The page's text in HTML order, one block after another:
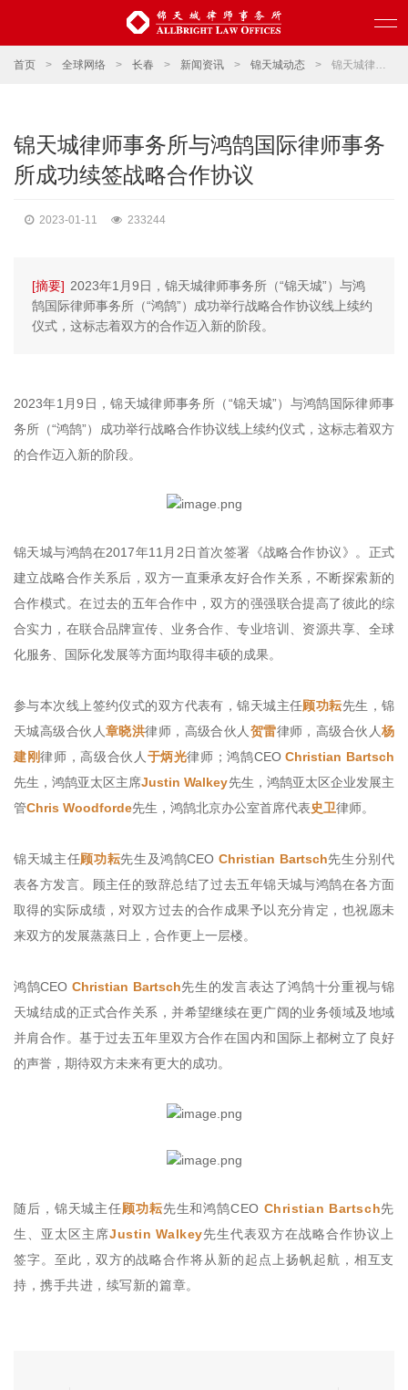
首页 > 全球网络 > 长春 > 新闻资讯 > 锦天城动态 > 锦天城律师事务所与鸿鹄国际律师事务所成功续签战略合作协议
锦天城律师事务所与鸿鹄国际律师事务
所成功续签战略合作协议
2023-01-11 233244
[摘要] 2023年1月9日，锦天城律师事务所（“锦天城”）与鸿
鹄国际律师事务所（“鸿鹄”）成功举行战略合作协议线上续约
仪式，这标志着双方的合作迈入新的阶段。
2023年1月9日，锦天城律师事务所（“锦天城”）与鸿鹄国际律师事
务所（“鸿鹄”）成功举行战略合作协议线上续约仪式，这标志着双方
的合作迈入新的阶段。
锦天城与鸿鹄在2017年11月2日首次签署《战略合作协议》。正式
建立战略合作关系后，双方一直秉承友好合作关系，不断探索新的
合作模式。在过去的五年合作中，双方的强强联合提高了彼此的综
合实力，在联合品牌宣传、业务合作、专业培训、资源共享、全球
化服务、国际化发展等方面均取得丰硕的成果。
参与本次线上签约仪式的双方代表有，锦天城主任顾功耘先生，锦
天城高级合伙人章晓洪律师，高级合伙人贺雷律师，高级合伙人杨
建刚律师，高级合伙人于炳光律师；鸿鹄CEOChristian Bartsch
先生，鸿鹄亚太区主席Justin Walkey先生，鸿鹄亚太区企业发展主
管Chris Woodforde先生，鸿鹄北京办公室首席代表史卫律师。
锦天城主任顾功耘先生及鸿鹄CEOChristian Bartsch先生分别代
表各方发言。顾主任的致辞总结了过去五年锦天城与鸿鹄在各方面
取得的实际成绩，对双方过去的合作成果予以充分肯定，也祝愿未
来双方的发展蒸蒸日上，合作更上一层楼。
鸿鹄CEO Christian Bartsch先生的发言表达了鸿鹄十分重视与锦
天城结成的正式合作关系，并希望继续在更广阔的业务领域及地域
并肩合作。基于过去五年里双方合作在国内和国际上都树立了良好
的声誉，期待双方未来有更大的成功。
随后，锦天城主任顾功耘先生和鸿鹄CEO Christian Bartsch先
生、亚太区主席Justin Walkey先生代表双方在战略合作协议上
签字。至此，双方的战略合作将从新的起点上扬帆起航，相互支
持，携手共进，续写新的篇章。